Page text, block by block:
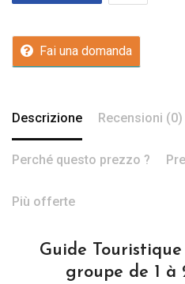
Fai una domanda
Descrizione Recensioni (0)
Perché questo prezzo ?
Più offerte
Guide
groupe de 1 à